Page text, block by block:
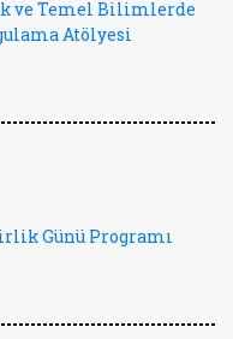
ve Temel Bilimlerde
Atölyesi
Günü Programı